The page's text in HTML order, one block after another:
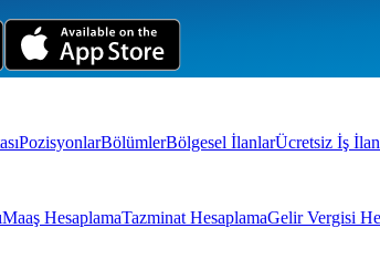
PozisyonlarBölümlerBölgesel İlanlarÜcretsiz İş
Maaş HesaplamaTazminat HesaplamaGelir Vergisi